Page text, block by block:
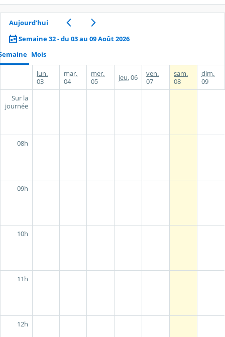
Aujourd’hui
Semaine 32 - du 03 au 09 Août 2026
Mois
lun.
03
mar.
04
mer.
05
jeu.06
ven.
07
sam.
08
dim.
09
Sur la
journée
08h
09h
10h
11h
12h